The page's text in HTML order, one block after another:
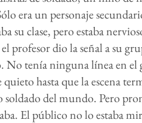
era un personaje
su clase, pero estaba
profesor dio la señal a su
No tenía ninguna línea en
quieto hasta que la escena
del mundo. Pero
El público no lo estaba